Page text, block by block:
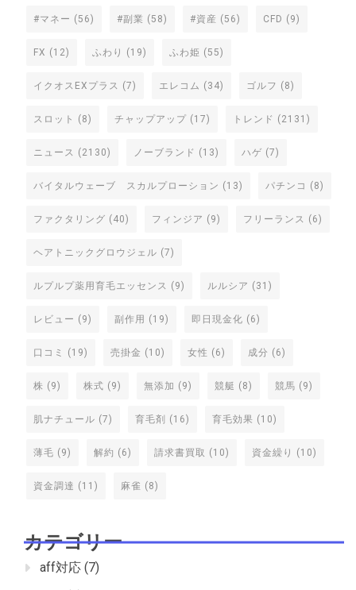
#マネー (56) #副業 (58) #資産 (56) CFD (9)
FX (12) ふわり (19) ふわ姫 (55)
イクオスEXプラス (7) エレコム (34) ゴルフ (8)
スロット (8) チャップアップ (17) トレンド (2131)
ニュース (2130) ノーブランド (13) ハゲ (7)
バイタルウェーブ スカルプローション (13) パチンコ (8)
ファクタリング (40) フィンジア (9) フリーランス (6)
ヘアトニックグロウジェル (7)
ルプルプ薬用育毛エッセンス (9) ルルシア (31)
レビュー (9) 副作用 (19) 即日現金化 (6)
口コミ (19) 売掛金 (10) 女性 (6) 成分 (6)
株 (9) 株式 (9) 無添加 (9) 競艇 (8) 競馬 (9)
肌ナチュール (7) 育毛剤 (16) 育毛効果 (10)
薄毛 (9) 解約 (6) 請求書買取 (10) 資金繰り (10)
資金調達 (11) 麻雀 (8)
カテゴリー
aff対応 (7)